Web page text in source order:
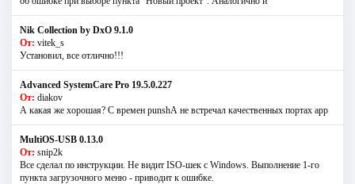
Nik Collection by DxO 9.1.0
От: vitek_s
Установил, все отлично!!!
Advanced SystemCare Pro 19.5.0.227
От: diakov
А какая же хорошая? С времен punshА не встречал качественных портах app
MultiOS-USB 0.13.0
От: snip2k
Все сделал по инструкции. Не видит ISO-шек с Windows. Выполнение 1-го
пункта загрузочного меню - приводит к ошибке.